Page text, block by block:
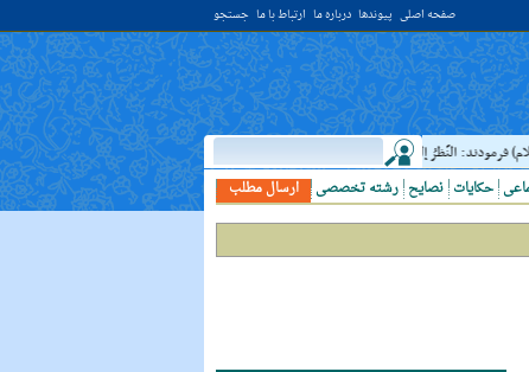
صفحه اصلی پیوندها درباره ما ارتباط با ما جستجو
فرمودند: النَّظرُ إلي العَالِم أحبُّ إلَي الله مِن اعتکافِ سَنَهٍ فِي البَيت الحَرام؛ نگاه کردن به
ارسال مطلب
رشته تخصصی نصایح حکایات